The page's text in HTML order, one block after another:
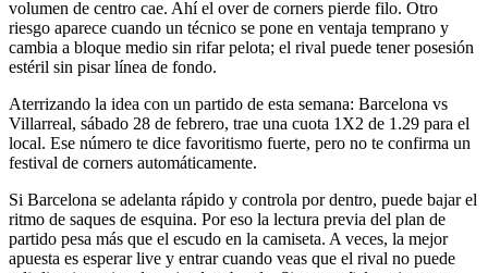
volumen de centro cae. Ahí el over de corners pierde filo. Otro
riesgo aparece cuando un técnico se pone en ventaja temprano y
cambia a bloque medio sin rifar pelota; el rival puede tener posesión
estéril sin pisar línea de fondo.
Aterrizando la idea con un partido de esta semana: Barcelona vs
Villarreal, sábado 28 de febrero, trae una cuota 1X2 de 1.29 para el
local. Ese número te dice favoritismo fuerte, pero no te confirma un
festival de corners automáticamente.
Si Barcelona se adelanta rápido y controla por dentro, puede bajar el
ritmo de saques de esquina. Por eso la lectura previa del plan de
partido pesa más que el escudo en la camiseta. A veces, la mejor
apuesta es esperar live y entrar cuando veas que el rival no puede